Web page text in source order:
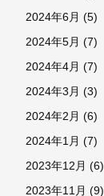
2024年6月 (5)
2024年5月 (7)
2024年4月 (7)
2024年3月 (3)
2024年2月 (6)
2024年1月 (7)
2023年12月 (6)
2023年11月 (9)